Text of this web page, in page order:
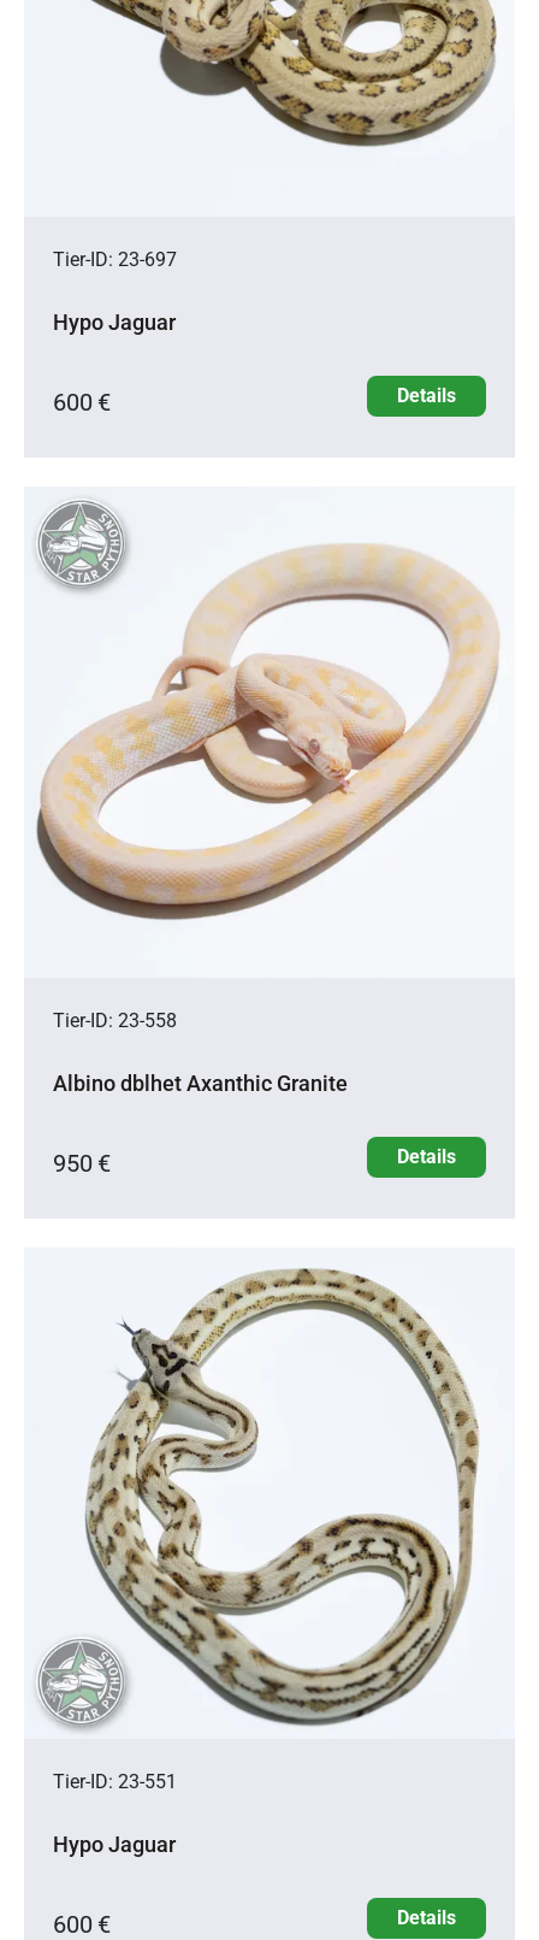
Tier-ID: 23-697
Hypo Jaguar
600 € Details
Tier-ID: 23-558
Albino dblhet Axanthic Granite
950 € Details
Tier-ID: 23-551
Hypo Jaguar
600 € Details